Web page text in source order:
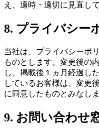
え、適時・適切に見直し
8. プライバシー
当社は、プライバシーポ
ものとします。変更後の
し、掲載後１ヵ月経過し
しているお客様は、変更
に同意したものとみなしま
9. お問い合わせ